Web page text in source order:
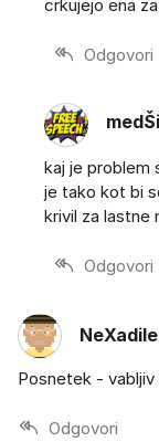
crkujejo ena
Odgovori
kaj je problem
je tako kot bi
krivil za lastne
Odgovori
Posnetek -
Odgovori